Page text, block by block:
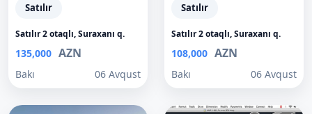
Satılır
Satılır 2 otaqlı, Suraxanı q.
135,000 AZN
Bakı 06 Avqust
Satılır
Satılır 2 otaqlı, Suraxanı q.
108,000 AZN
Bakı 06 Avqust